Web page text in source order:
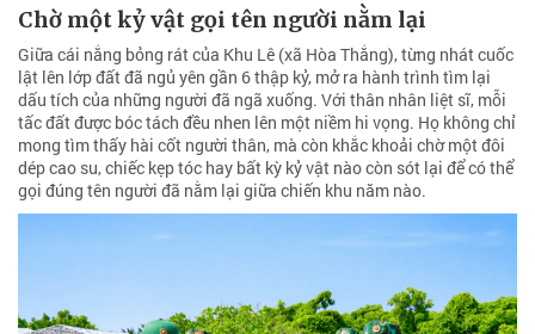
Chờ một kỷ vật gọi tên người nằm lại
Giữa cái nắng bỏng rát của Khu Lê (xã Hòa Thắng), từng nhát cuốc
lật lên lớp đất đã ngủ yên gần 6 thập kỷ, mở ra hành trình tìm lại
dấu tích của những người đã ngã xuống. Với thân nhân liệt sĩ, mỗi
tấc đất được bóc tách đều nhen lên một niềm hi vọng. Họ không chỉ
mong tìm thấy hài cốt người thân, mà còn khắc khoải chờ một đôi
dép cao su, chiếc kẹp tóc hay bất kỳ kỷ vật nào còn sót lại để có thể
gọi đúng tên người đã nằm lại giữa chiến khu năm nào.